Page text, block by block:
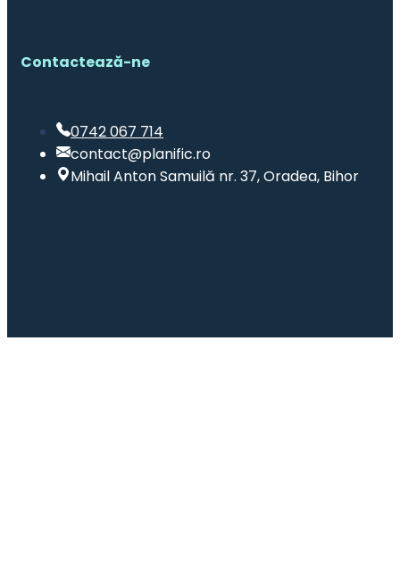
Contactează-ne
0742 067 714
contact@planific.ro
Mihail Anton Samuilă nr. 37, Oradea, Bihor